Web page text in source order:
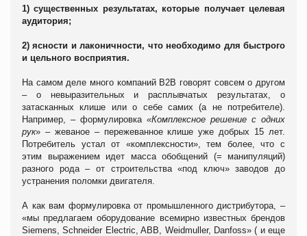
1) существенных результатах, которые получает целевая
аудитория;
2) ясности и лаконичности, что необходимо для быстрого
и цельного восприятия.
На самом деле много компаний В2В говорят совсем о другом
– о невыразительных и расплывчатых результатах, о
затасканных клише или о себе самих (а не потребителе).
Например, – формулировка «Комплексное решение с одних
рук» – жеваное – пережеванное клише уже добрых 15 лет.
Потребитель устал от «комплексности», тем более, что с
этим выражением идет масса обобщений (= манипуляций)
разного рода – от строительства «под ключ» заводов до
устранения поломки двигателя.
А как вам формулировка от промышленного дистрибутора, –
«мы предлагаем оборудование всемирно известных брендов
Siemens, Schneider Electric, ABB, Weidmuller, Danfoss» ( и еще